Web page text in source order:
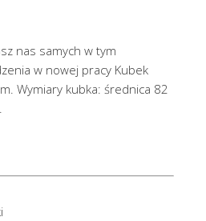
nas samych w tym
w nowej pracy Kubek
Wymiary kubka: średnica 82